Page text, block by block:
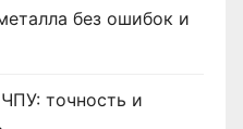
без ошибок и
точность и